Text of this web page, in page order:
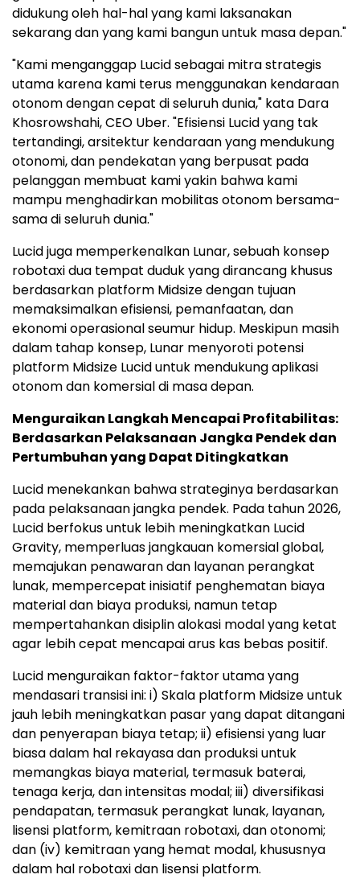
didukung oleh hal-hal yang kami laksanakan
sekarang dan yang kami bangun untuk masa depan."
"Kami menganggap Lucid sebagai mitra strategis
utama karena kami terus menggunakan kendaraan
otonom dengan cepat di seluruh dunia," kata Dara
Khosrowshahi, CEO Uber. "Efisiensi Lucid yang tak
tertandingi, arsitektur kendaraan yang mendukung
otonomi, dan pendekatan yang berpusat pada
pelanggan membuat kami yakin bahwa kami
mampu menghadirkan mobilitas otonom bersama-
sama di seluruh dunia."
Lucid juga memperkenalkan Lunar, sebuah konsep
robotaxi dua tempat duduk yang dirancang khusus
berdasarkan platform Midsize dengan tujuan
memaksimalkan efisiensi, pemanfaatan, dan
ekonomi operasional seumur hidup. Meskipun masih
dalam tahap konsep, Lunar menyoroti potensi
platform Midsize Lucid untuk mendukung aplikasi
otonom dan komersial di masa depan.
Menguraikan Langkah Mencapai Profitabilitas:
Berdasarkan Pelaksanaan Jangka Pendek dan
Pertumbuhan yang Dapat Ditingkatkan
Lucid menekankan bahwa strateginya berdasarkan
pada pelaksanaan jangka pendek. Pada tahun 2026,
Lucid berfokus untuk lebih meningkatkan Lucid
Gravity, memperluas jangkauan komersial global,
memajukan penawaran dan layanan perangkat
lunak, mempercepat inisiatif penghematan biaya
material dan biaya produksi, namun tetap
mempertahankan disiplin alokasi modal yang ketat
agar lebih cepat mencapai arus kas bebas positif.
Lucid menguraikan faktor-faktor utama yang
mendasari transisi ini: i) Skala platform Midsize untuk
jauh lebih meningkatkan pasar yang dapat ditangani
dan penyerapan biaya tetap; ii) efisiensi yang luar
biasa dalam hal rekayasa dan produksi untuk
memangkas biaya material, termasuk baterai,
tenaga kerja, dan intensitas modal; iii) diversifikasi
pendapatan, termasuk perangkat lunak, layanan,
lisensi platform, kemitraan robotaxi, dan otonomi;
dan (iv) kemitraan yang hemat modal, khususnya
dalam hal robotaxi dan lisensi platform.